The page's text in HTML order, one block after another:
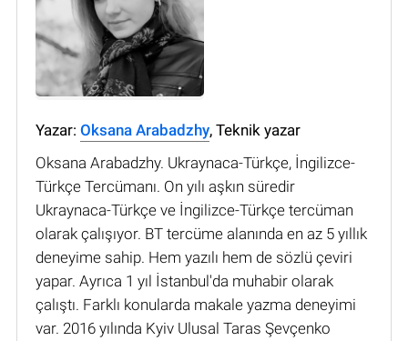
Yazar: Oksana Arabadzhy, Teknik yazar
Oksana Arabadzhy. Ukraynaca-Türkçe, İngilizce-
Türkçe Tercümanı. On yılı aşkın süredir
Ukraynaca-Türkçe ve İngilizce-Türkçe tercüman
olarak çalışıyor. BT tercüme alanında en az 5 yıllık
deneyime sahip. Hem yazılı hem de sözlü çeviri
yapar. Ayrıca 1 yıl İstanbul'da muhabir olarak
çalıştı. Farklı konularda makale yazma deneyimi
var. 2016 yılında Kyiv Ulusal Taras Şevçenko